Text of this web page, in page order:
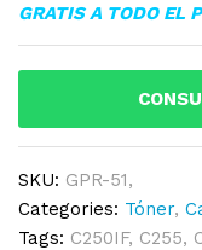
GRATIS A TODO EL
SKU: GPR-51,
Categories: Tóner,
Tags: C250IF, C255,